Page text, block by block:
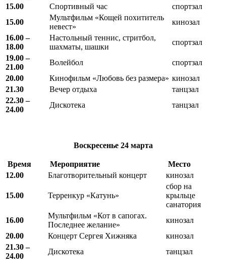
15.00
Спортивный час
спортзал
15.00
Мультфильм «Кощей похититель
невест»
кинозал
16.00 –
18.00
Настольный теннис, стритбол,
шахматы, шашки
спортзал
19.00 –
21.00
Волейбол
спортзал
20.00
Кинофильм «Любовь без размера» кинозал
21.30
Вечер отдыха
танцзал
22.30 –
24.00
Дискотека танцзал
Воскресенье 24 марта
Время Мероприятие
Место
12.00
Благотворительный концерт кинозал
15.00 Терренкур «Катунь»
сбор на
крыльце
санатория
16.00
Мультфильм «Кот в сапогах.
Последнее желание»
кинозал
20.00
Концерт Сергея Хижняка
кинозал
21.30 –
24.00
Дискотека танцзал